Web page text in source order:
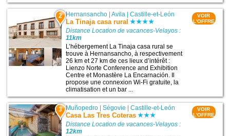
2 Hernansancho |Avila |Castille-et-León
La Tinaja casa rural
Distance Location de vacances-Velayos :
11km
L’hébergement La Tinaja casa rural se
trouve à Hernansancho, à respectivement
26 km et 27 km de ces lieux d’intérêt :
Lienzo Norte Conference and Exhibition
Centre et Monastère La Encarnación. Il
propose une connexion Wi-Fi gratuite, la
climatisation et un bar ...
VOIR
L'OFFRE
3 Muñopedro |Ségovie |Castille-et-León
Casa Las Tres Coteras
Distance Location de vacances-Velayos :
12km
VOIR
L'OFFRE